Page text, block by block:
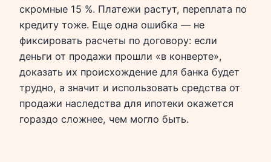
скромные 15 %. Платежи растут, переплата по
кредиту тоже. Еще одна ошибка — не
фиксировать расчеты по договору: если
деньги от продажи прошли «в конверте»,
доказать их происхождение для банка будет
трудно, а значит и использовать средства от
продажи наследства для ипотеки окажется
гораздо сложнее, чем могло быть.